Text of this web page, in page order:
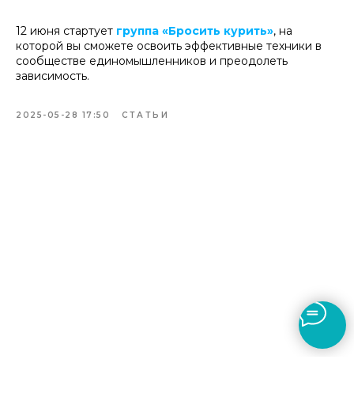
12 июня стартует группа «Бросить курить», на
которой вы сможете освоить эффективные техники в
сообществе единомышленников и преодолеть
зависимость.
2025-05-28 17:50 СТАТЬИ